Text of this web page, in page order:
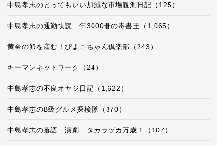
中島孝志のとってもいい加減な市場観測日記（125）
中島孝志の通勤快読 年3000冊の毒書王（1,065）
黄金の卵を産む！ぴよこちゃん倶楽部（243）
キーマンネットワーク（24）
中島孝志の不良オヤジ日記（1,622）
中島孝志のB級グルメ探検隊（370）
中島孝志の落語・演劇・タカラヅカ万歳！（107）